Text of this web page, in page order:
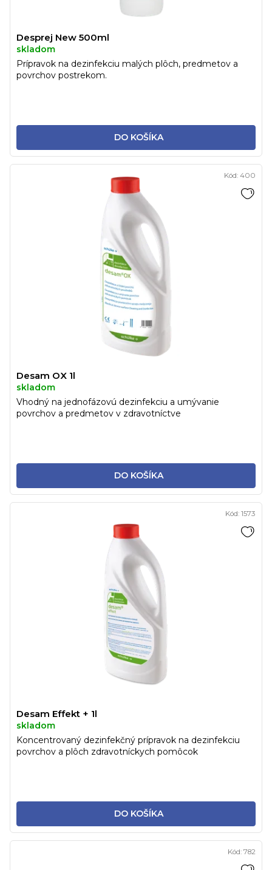
Desprej New 500ml
skladom
DO KOŠÍKA
Prípravok na dezinfekciu malých plôch, predmetov a
povrchov postrekom.
Desam OX 1l
skladom
DO KOŠÍKA
Vhodný na jednofázovú dezinfekciu a umývanie
povrchov a predmetov v zdravotníctve
Kód: 400
Desam Effekt + 1l
skladom
DO KOŠÍKA
Koncentrovaný dezinfekčný prípravok na dezinfekciu
povrchov a plôch zdravotníckych pomôcok
Kód: 1573
Kód: 782